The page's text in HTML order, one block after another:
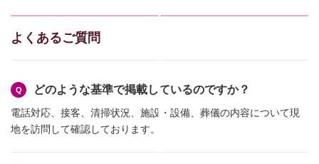
よくあるご質問
どのような基準で掲載しているのですか？
電話対応、接客、清掃状況、施設・設備、葬儀の内容について現
地を訪問して確認しております。